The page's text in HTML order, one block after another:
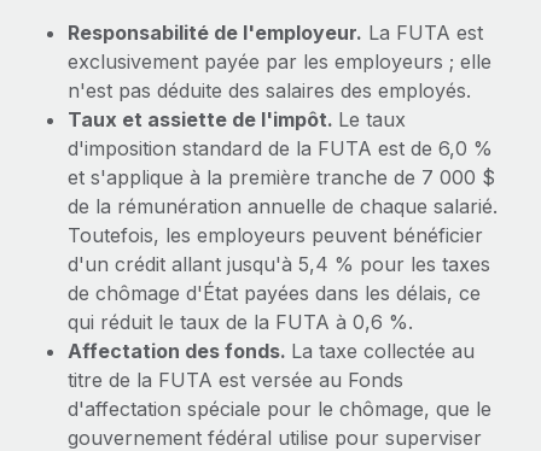
Demandez aux experts
Recevez des conseils d’experts sur les RH à
l’international et la conformité
Contrôles d’antécédents
Simplifiez vos processus de présélection des
candidats
Remote Watchtower
Gardez un temps d’avance sur les risques en
matière de conformité
Gestion des appareils
Achetez et suivez vos équipements informatiques
dans le monde entier
Remote Build Bientôt disponible
Conseil en intégrations et automatisations assistées par
l’IA
ÉTUDES DE CAS
Données sur les salaires et les talents
Centre de ressources
Obtenir de l’aide
Voir toutes les ressources
Paie multipays
EOR et PEO
Gestion des freelances
Taxes
Responsabilité de l'employeur. La FUTA est
exclusivement payée par les employeurs ; elle
n'est pas déduite des salaires des employés.
Taux et assiette de l'impôt. Le taux
d'imposition standard de la FUTA est de 6,0 %
et s'applique à la première tranche de 7 000 $
de la rémunération annuelle de chaque salarié.
Toutefois, les employeurs peuvent bénéficier
d'un crédit allant jusqu'à 5,4 % pour les taxes
de chômage d'État payées dans les délais, ce
qui réduit le taux de la FUTA à 0,6 %.
Affectation des fonds. La taxe collectée au
titre de la FUTA est versée au Fonds
d'affectation spéciale pour le chômage, que le
gouvernement fédéral utilise pour superviser